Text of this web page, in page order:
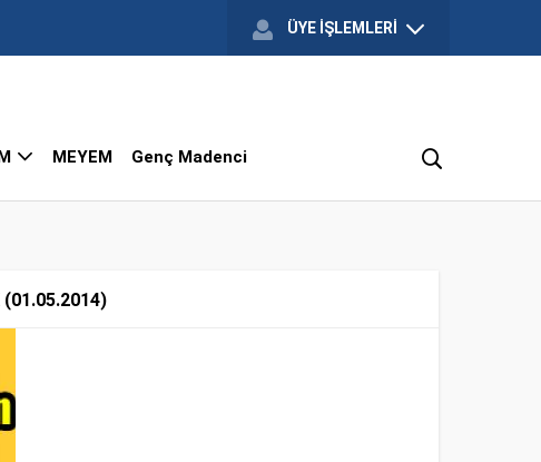
ÜYE İŞLEMLERİ
MEYEM Genç Madenci
(01.05.2014)